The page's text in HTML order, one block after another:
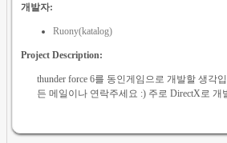
개발자:
Ruony(katalog)
Project Description:
thunder force 6를 동인게임으로 개발할 생각
든 메일이나 연락주세요 :) 주로 DirectX로 개